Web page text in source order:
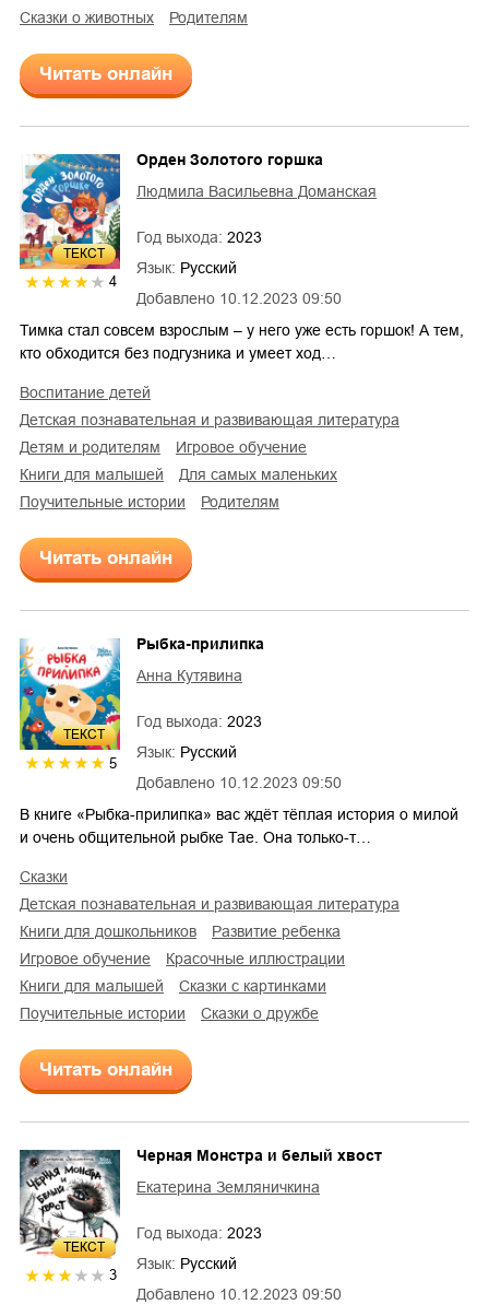
сказки о животных
родителям
Читать онлайн
ТЕКСТ
4
Добавлено 10.12.2023 09:50
Орден Золотого горшка
Людмила Васильевна Доманская
Год выхода: 2023
Язык: Русский
Тимка стал совсем взрослым – у него уже есть горшок! А тем,
кто обходится без подгузника и умеет ход…
воспитание детей
детская познавательная и развивающая литература
детям и родителям
игровое обучение
книги для малышей
для самых маленьких
поучительные истории
родителям
Читать онлайн
ТЕКСТ
5
Добавлено 10.12.2023 09:50
Рыбка-прилипка
Анна Кутявина
Год выхода: 2023
Язык: Русский
В книге «Рыбка-прилипка» вас ждёт тёплая история о милой
и очень общительной рыбке Тае. Она только-т…
сказки
детская познавательная и развивающая литература
книги для дошкольников
развитие ребенка
игровое обучение
красочные иллюстрации
книги для малышей
сказки с картинками
поучительные истории
сказки о дружбе
Читать онлайн
ТЕКСТ
3
Добавлено 10.12.2023 09:50
Черная Монстра и белый хвост
Екатерина Земляничкина
Год выхода: 2023
Язык: Русский